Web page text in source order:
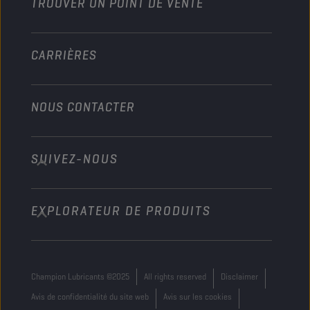
Marine
CARRIÈRES
NOUS CONTACTER
info@championlubes.com
+32 3 870 00 20
Georges Gilliotstraat, 52 2620 Hemiksem
SUIVEZ-NOUS
EXPLORATEUR DE PRODUITS
Champion Lubricants ©2025 All rights reserved
Disclaimer
Avis de confidentialité du site web
Avis sur les cookies